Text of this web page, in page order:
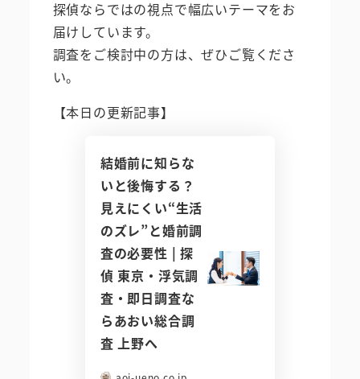
探偵ならではの視点で幅広いテーマをお
届けしています。
調査をご検討中の方は、ぜひご覧くださ
い。
【本日の更新記事】
結婚前に知らな
いと後悔する？
見えにくい“生活
のズレ”と婚前調
査の必要性 | 探
偵 東京・浮気調
査・即日調査な
らあおい総合調
査 上野へ